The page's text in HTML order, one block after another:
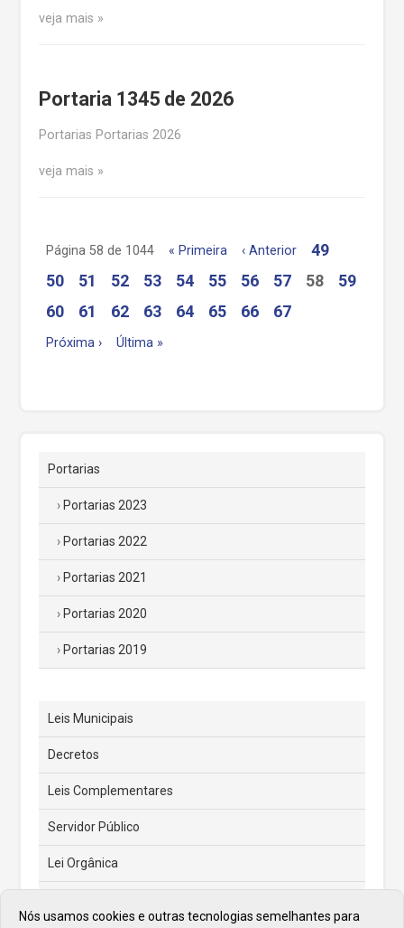
veja mais
Portaria 1345 de 2026
Portarias Portarias 2026
veja mais
Página 58 de 1044 « Primeira ‹ Anterior
49
50
51 52 53 54 55 56 57 58
59
60
61 62 63 64 65 66 67
Próxima › Última »
Portarias
Portarias 2023
Portarias 2022
Portarias 2021
Portarias 2020
Portarias 2019
Leis Municipais
Decretos
Leis Complementares
Servidor Público
Lei Orgânica
Nós usamos cookies e outras tecnologias semelhantes para